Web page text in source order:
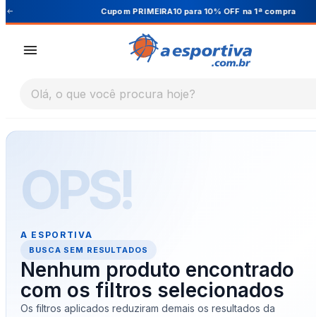
Cupom PRIMEIRA10 para 10% OFF na 1ª compra
Olá, o que você procura hoje?
OPS!
A ESPORTIVA
BUSCA SEM RESULTADOS
Nenhum produto encontrado
com os filtros selecionados
Os filtros aplicados reduziram demais os resultados da